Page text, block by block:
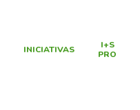
INICIATIVAS
I+S
PRO